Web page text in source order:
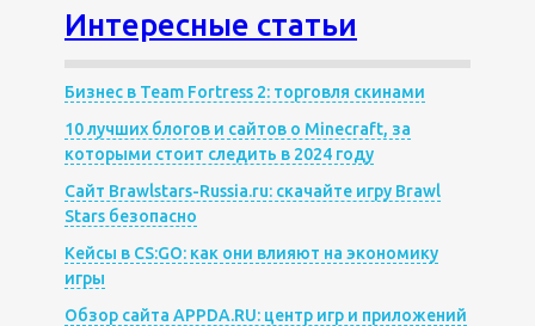
Интересные статьи
Бизнес в Team Fortress 2: торговля скинами
10 лучших блогов и сайтов о Minecraft, за
которыми стоит следить в 2024 году
Сайт Brawlstars-Russia.ru: скачайте игру Brawl
Stars безопасно
Кейсы в CS:GO: как они влияют на экономику
игры
Обзор сайта APPDA.RU: центр игр и приложений